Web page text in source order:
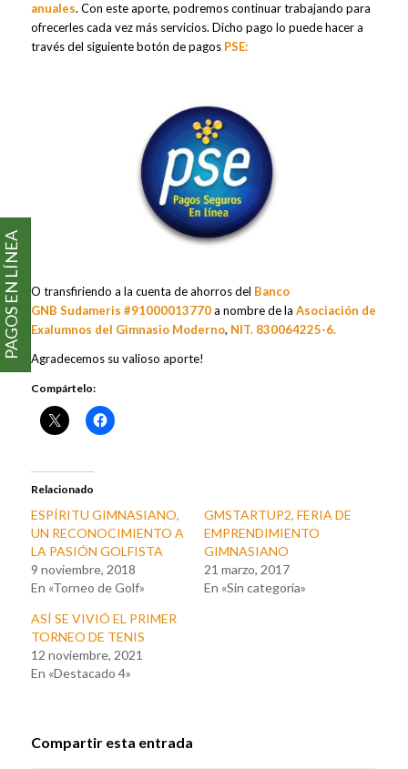
anuales. Con este aporte, podremos continuar trabajando para
ofrecerles cada vez más servicios. Dicho pago lo puede hacer a
través del siguiente botón de pagos PSE:
O transfiriendo a la cuenta de ahorros del Banco
GNB Sudameris #91000013770a nombre de la Asociación de
Exalumnos del Gimnasio Moderno, NIT. 830064225-6.
Agradecemos su valioso aporte!
Compártelo:
Relacionado
ESPÍRITU GIMNASIANO,
UN RECONOCIMIENTO A
LA PASIÓN GOLFISTA
9 noviembre, 2018
En «Torneo de Golf»
GMSTARTUP2, FERIA DE
EMPRENDIMIENTO
GIMNASIANO
21 marzo, 2017
En «Sin categoría»
ASÍ SE VIVIÓ EL PRIMER
TORNEO DE TENIS
12 noviembre, 2021
En «Destacado 4»
Compartir esta entrada
PAGOS EN LÍNEA